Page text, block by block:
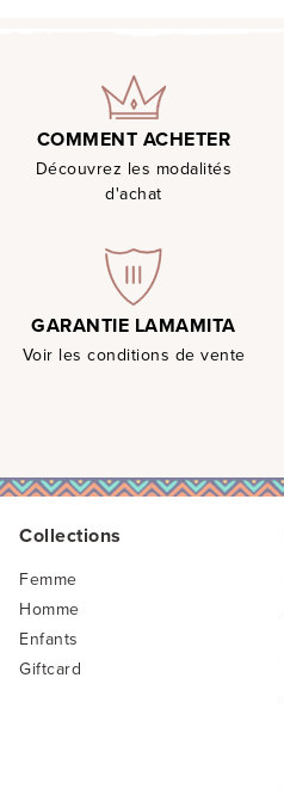
COMMENT ACHETER
Découvrez les modalités
d'achat
GARANTIE LAMAMITA
Voir les conditions de vente
Collections
Femme
Homme
Enfants
Giftcard